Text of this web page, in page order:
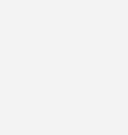
der schleswig-holsteinische
Zertifizierung von
Mit dem Geld soll unter
werden.
ist eine große
beim Zubau großer
sind vielfältig. Neben